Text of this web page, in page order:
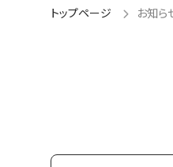
トップページ お知ら